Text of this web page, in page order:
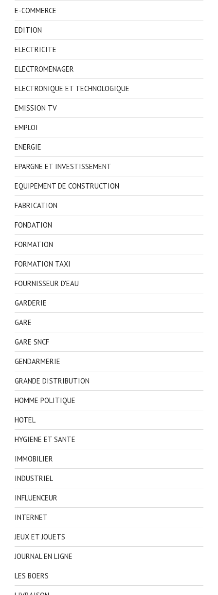
E-COMMERCE
EDITION
ELECTRICITE
ELECTROMENAGER
ELECTRONIQUE ET TECHNOLOGIQUE
EMISSION TV
EMPLOI
ENERGIE
EPARGNE ET INVESTISSEMENT
EQUIPEMENT DE CONSTRUCTION
FABRICATION
FONDATION
FORMATION
FORMATION TAXI
FOURNISSEUR D'EAU
GARDERIE
GARE
GARE SNCF
GENDARMERIE
GRANDE DISTRIBUTION
HOMME POLITIQUE
HOTEL
HYGIENE ET SANTE
IMMOBILIER
INDUSTRIEL
INFLUENCEUR
INTERNET
JEUX ET JOUETS
JOURNAL EN LIGNE
LES BOERS